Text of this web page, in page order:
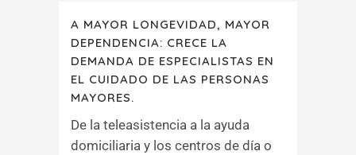
A MAYOR LONGEVIDAD, MAYOR
DEPENDENCIA: CRECE LA
DEMANDA DE ESPECIALISTAS EN
EL CUIDADO DE LAS PERSONAS
MAYORES.
De la teleasistencia a la ayuda
domiciliaria y los centros de día o